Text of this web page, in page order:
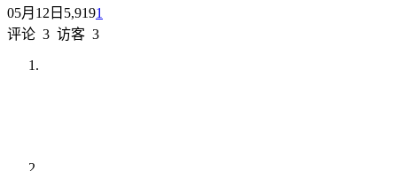
05月12日 5,9191
评论 3 访客 3